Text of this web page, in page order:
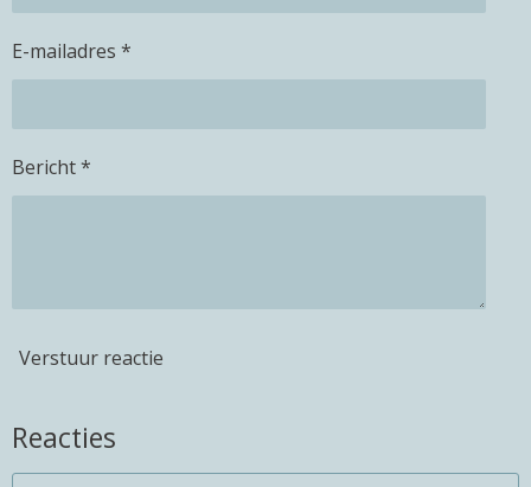
E-mailadres *
Bericht *
Verstuur reactie
Reacties